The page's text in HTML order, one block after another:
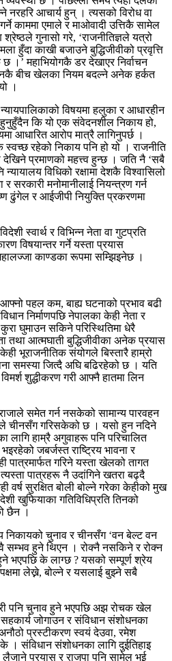
नरहरि आचार्य हुन् । त्यसको विरोध वा
काममा एमाले र माओवादी उत्तिकै सामेल
गुनासो गरे, ‘राजनीतिज्ञले यत्रो
हुँदा काखी बजाउने बुद्धिजीवीको प्रवृत्ति
।’ महाभियोगकै डर देखाएर निर्वाचन
बीच खेलका नियम बदल्ने अनेक हर्कत
।
विषयमा हलुका र आधारहीन
कि यो एक संवेदनशील निकाय हो,
आधारित आरोप मात्रै लागिनुपर्छ ।
रहेको निकाय पनि हो यो । राजनीति
देखिने प्रमाणको महत्त्व हुन्छ । जति नै ‘सबै
विधिको रक्षामा देशकै विश्वासिलो
सरकारी मनोमानीलाई नियन्त्रण गर्न
ढुंगेल र आईजीपी नियुक्ति प्रकरणमा
स्वार्थ र विभिन्न नेता वा गुटप्रति
विषयान्तर गर्ने यस्ता प्रयास
काण्डका रूपमा सम्झिइनेछ ।
पहल कम, बाह्य घटनाको प्रभाव बढी
निर्माणपछि नेपालका केही नेता र
घुमाउन सकिने परिस्थितिमा धेरै
तथा आत्मघाती बुद्धिजीवीका अनेक प्रयास
भूराजनीतिक संयोगले बिस्तारै हाम्रो
समस्या जित्दै अघि बढिरहेको छ । यति
शुद्धीकरण गरी आफ्नै हातमा लिन
समेत गर्न नसकेको सामान्य पारवहन
चीनसँग गरिसकेको छ । यसो हुन नदिने
हाम्रै अगुवाहरू पनि परिचालित
जबर्जस्त राष्ट्रिय भावना र
पात्रमार्फत गरिने यस्ता खेलको तागत
पात्रहरू नै उदांगिने खतरा बढ्दै
सुरक्षित बोली बोल्ने गरेका केहीको मुख
खुफियाका गतिविधिप्रति तिनको
छैन ।
निकायको चुनाव र चीनसँग ‘वन बेल्ट वन
सम्भव हुने थिएन । रोक्नै नसकिने र रोक्न
भएपछि के लाग्छ ? यसको सम्पूर्ण श्रेय
लेख्ने, बोल्ने र यसलाई बुझ्ने सबै
पनि चुनाव हुने भएपछि अझ रोचक खेल
जोगाउन र संविधान संशोधनका
प्रस्टीकरण स्वयं देउवा, रमेश
संविधान संशोधनका लागि दुईतिहाइ
लैजाने प्रयास र राजपा पनि सामेल भई